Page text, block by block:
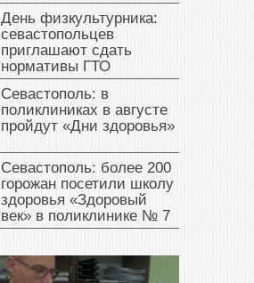
День физкультурника:
севастопольцев
приглашают сдать
нормативы ГТО
Севастополь: в
поликлиниках в августе
пройдут «Дни здоровья»
Севастополь: более 200
горожан посетили школу
здоровья «Здоровый
век» в поликлинике № 7